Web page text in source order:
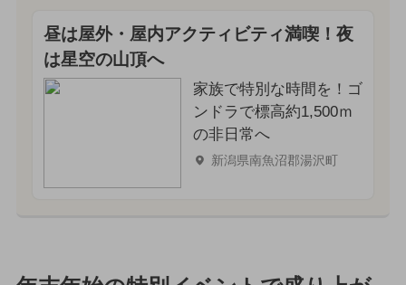
昼は屋外・屋内アクティビティ満喫！夜
は星空の山頂へ
家族で特別な時間を！ゴ
ンドラで標高約1,500ｍ
の非日常へ
新潟県南魚沼郡湯沢町